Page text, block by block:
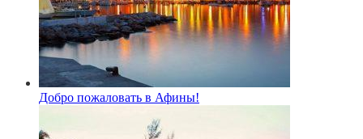
Добро пожаловать в Афины!